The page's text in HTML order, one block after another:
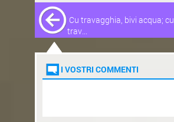
Cu travagghia, bivi acqua;
trav...
I VOSTRI COMMENTI